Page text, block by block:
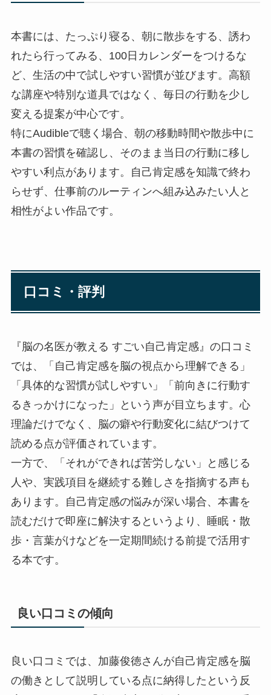
本書には、たっぷり寝る、朝に散歩をする、誘わ
れたら行ってみる、100日カレンダーをつけるな
ど、生活の中で試しやすい習慣が並びます。高額
な講座や特別な道具ではなく、毎日の行動を少し
変える提案が中心です。
特にAudibleで聴く場合、朝の移動時間や散歩中に
本書の習慣を確認し、そのまま当日の行動に移し
やすい利点があります。自己肯定感を知識で終わ
らせず、仕事前のルーティンへ組み込みたい人と
相性がよい作品です。
口コミ・評判
『脳の名医が教える すごい自己肯定感』の口コミ
では、「自己肯定感を脳の視点から理解できる」
「具体的な習慣が試しやすい」「前向きに行動す
るきっかけになった」という声が目立ちます。心
理論だけでなく、脳の癖や行動変化に結びつけて
読める点が評価されています。
一方で、「それができれば苦労しない」と感じる
人や、実践項目を継続する難しさを指摘する声も
あります。自己肯定感の悩みが深い場合、本書を
読むだけで即座に解決するというより、睡眠・散
歩・言葉がけなどを一定期間続ける前提で活用す
る本です。
良い口コミの傾向
良い口コミでは、加藤俊徳さんが自己肯定感を脳
の働きとして説明している点に納得したという反